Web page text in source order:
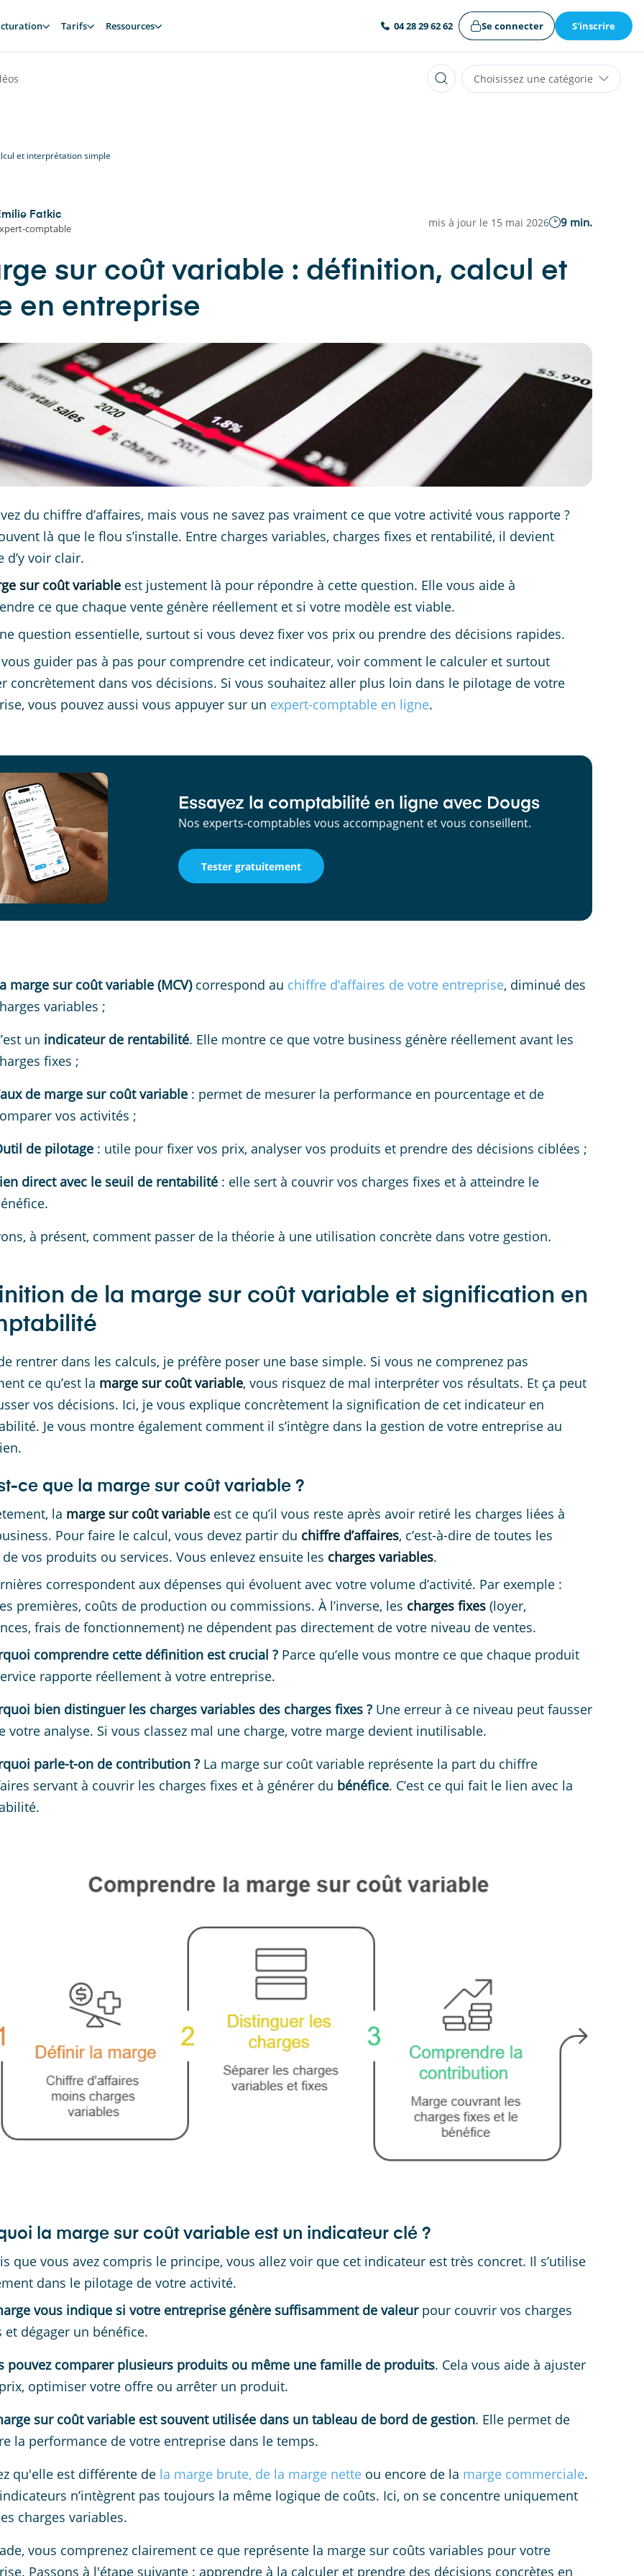
Tarifs Ressources 04 28 29 62 62 Se connecter S'inscrire
Choisissez une catégorie
et interprétation simple
Fatkic
comptable mis à jour le 15 mai 2026 9 min.
sur coût variable : définition, calcul et
en entreprise
du chiffre d’affaires, mais vous ne savez pas vraiment ce que votre activité vous rapporte ?
là que le flou s’installe. Entre charges variables, charges fixes et rentabilité, il devient
d’y voir clair.
sur coût variable est justement là pour répondre à cette question. Elle vous aide à
ce que chaque vente génère réellement et si votre modèle est viable.
question essentielle, surtout si vous devez fixer vos prix ou prendre des décisions rapides.
vous guider pas à pas pour comprendre cet indicateur, voir comment le calculer et surtout
concrètement dans vos décisions. Si vous souhaitez aller plus loin dans le pilotage de votre
vous pouvez aussi vous appuyer sur un expert-comptable en ligne.
Essayez la comptabilité en ligne avec Dougs
Nos experts-comptables vous accompagnent et vous conseillent.
Tester gratuitement
marge sur coût variable (MCV)correspond au chiffre d’affaires de votre entreprise, diminué des
variables ;
un indicateur de rentabilité. Elle montre ce que votre business génère réellement avant les
fixes ;
de marge sur coût variable : permet de mesurer la performance en pourcentage et de
vos activités ;
de pilotage : utile pour fixer vos prix, analyser vos produits et prendre des décisions ciblées ;
direct avec le seuil de rentabilité : elle sert à couvrir vos charges fixes et à atteindre le
à présent, comment passer de la théorie à une utilisation concrète dans votre gestion.
de la marge sur coût variable et signification en
rentrer dans les calculs, je préfère poser une base simple. Si vous ne comprenez pas
ce qu’est la marge sur coût variable, vous risquez de mal interpréter vos résultats. Et ça peut
vos décisions. Ici, je vous explique concrètement la signification de cet indicateur en
Je vous montre également comment il s’intègre dans la gestion de votre entreprise au
ce que la marge sur coût variable ?
la marge sur coût variable est ce qu’il vous reste après avoir retiré les charges liées à
Pour faire le calcul, vous devez partir du chiffre d’affaires, c’est-à-dire de toutes les
vos produits ou services. Vous enlevez ensuite les charges variables.
correspondent aux dépenses qui évoluent avec votre volume d’activité. Par exemple :
premières, coûts de production ou commissions. À l’inverse, les charges fixes (loyer,
frais de fonctionnement) ne dépendent pas directement de votre niveau de ventes.
comprendre cette définition est crucial ? Parce qu’elle vous montre ce que chaque produit
rapporte réellement à votre entreprise.
bien distinguer les charges variables des charges fixes ? Une erreur à ce niveau peut fausser
votre analyse. Si vous classez mal une charge, votre marge devient inutilisable.
parle-t-on de contribution ? La marge sur coût variable représente la part du chiffre
servant à couvrir les charges fixes et à générer du bénéfice. C’est ce qui fait le lien avec la
la marge sur coût variable est un indicateur clé ?
que vous avez compris le principe, vous allez voir que cet indicateur est très concret. Il s’utilise
dans le pilotage de votre activité.
vous indique si votre entreprise génère suffisamment de valeurpour couvrir vos charges
et dégager un bénéfice.
pouvez comparer plusieurs produits ou même une famille de produits. Cela vous aide à ajuster
optimiser votre offre ou arrêter un produit.
sur coût variable est souvent utilisée dans un tableau de bord de gestion. Elle permet de
la performance de votre entreprise dans le temps.
qu'elle est différente de la marge brute, de la marge nette ou encore de la marge commerciale.
n’intègrent pas toujours la même logique de coûts. Ici, on se concentre uniquement
charges variables.
vous comprenez clairement ce que représente la marge sur coûts variables pour votre
Passons à l'étape suivante : apprendre à la calculer et prendre des décisions concrètes en